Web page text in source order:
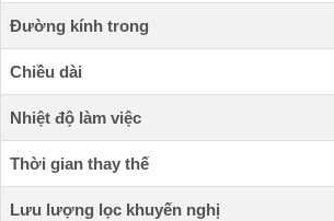
Đường kính trong
Chiều dài
Nhiệt độ làm việc
Thời gian thay thế
Lưu lượng lọc khuyến nghị